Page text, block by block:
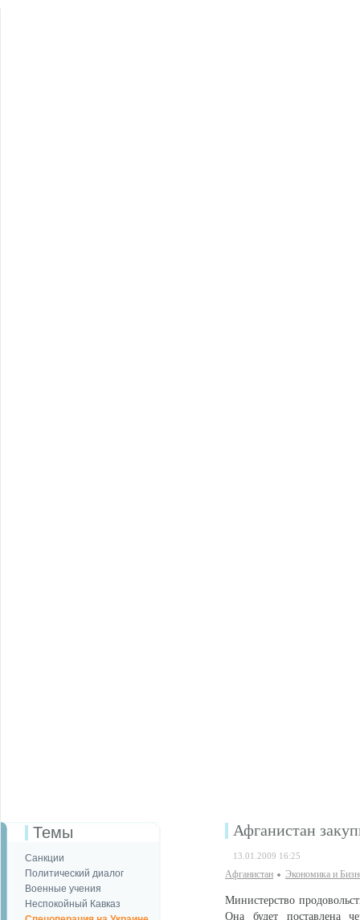
Темы
Санкции
Политический диалог
Военные учения
Неспокойный Кавказ
Афганистан
13.01.2009 16:25
Афганистан Экономика и
Министерство
Она будет поставлена